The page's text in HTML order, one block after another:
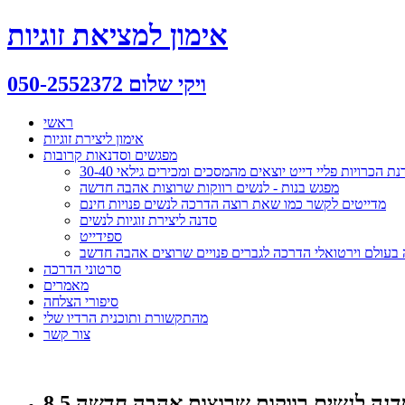
אימון למציאת זוגיות
ויקי שלום 050-2552372
ראשי
אימון ליצירת זוגיות
מפגשים וסדנאות קרובות
הכרויות פליי דייט יוצאים מהמסכים ומכירים גילאי 30-40
מפגש בנות - לנשים רווקות שרוצות אהבה חדשה
מדייטים לקשר כמו שאת רוצה הדרכה לנשים פנויות חינם
סדנה ליצירת זוגיות לנשים
ספידייט
בעולם וירטואלי הדרכה לגברים פנויים שרוצים אהבה חדשב
סרטוני הדרכה
מאמרים
סיפורי הצלחה
מהתקשורת ותוכנית הרדיו שלי
צור קשר